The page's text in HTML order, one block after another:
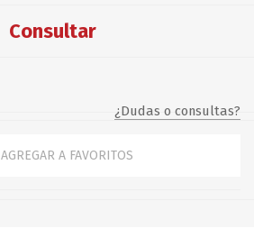
Consultar
¿Dudas o consultas?
AGREGAR A FAVORITOS